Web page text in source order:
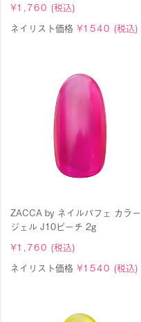
¥1,760 (税込)
ネイリスト価格 ¥1540 (税込)
ZACCA by ネイルパフェ カラー
ジェル J10ピーチ 2g
¥1,760 (税込)
ネイリスト価格 ¥1540 (税込)